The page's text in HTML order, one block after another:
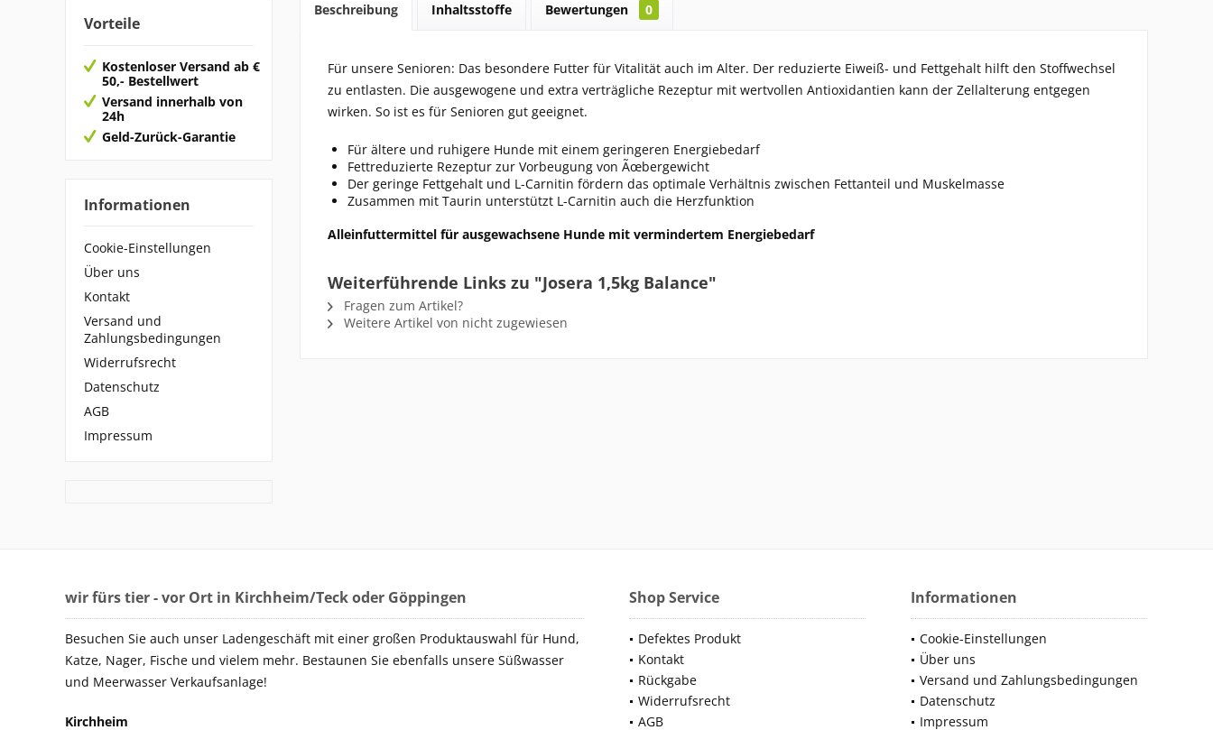
Vorteile
Kostenloser Versand ab €
50,- Bestellwert
Versand innerhalb von
24h
Geld-Zurück-Garantie
Informationen
Cookie-Einstellungen
Über uns
Kontakt
Versand und
Zahlungsbedingungen
Widerrufsrecht
Datenschutz
AGB
Impressum
Beschreibung Inhaltsstoffe Bewertungen 0
Für unsere Senioren: Das besondere Futter für Vitalität auch im Alter. Der reduzierte Eiweiß- und Fettgehalt hilft den Stoffwechsel
zu entlasten. Die ausgewogene und extra verträgliche Rezeptur mit wertvollen Antioxidantien kann der Zellalterung entgegen
wirken. So ist es für Senioren gut geeignet.
Für ältere und ruhigere Hunde mit einem geringeren Energiebedarf
Fettreduzierte Rezeptur zur Vorbeugung von Ãœbergewicht
Der geringe Fettgehalt und L-Carnitin fördern das optimale Verhältnis zwischen Fettanteil und Muskelmasse
Zusammen mit Taurin unterstützt L-Carnitin auch die Herzfunktion
Alleinfuttermittel für ausgewachsene Hunde mit vermindertem Energiebedarf
Weiterführende Links zu "Josera 1,5kg Balance"
Fragen zum Artikel?
Weitere Artikel von nicht zugewiesen
wir fürs tier - vor Ort in Kirchheim/Teck oder Göppingen
Besuchen Sie auch unser Ladengeschäft mit einer großen Produktauswahl für Hund,
Katze, Nager, Fische und vielem mehr. Bestaunen Sie ebenfalls unsere Süßwasser
und Meerwasser Verkaufsanlage!
Kirchheim
Shop Service
Defektes Produkt
Kontakt
Rückgabe
Widerrufsrecht
AGB
Informationen
Cookie-Einstellungen
Über uns
Versand und Zahlungsbedingungen
Datenschutz
Impressum